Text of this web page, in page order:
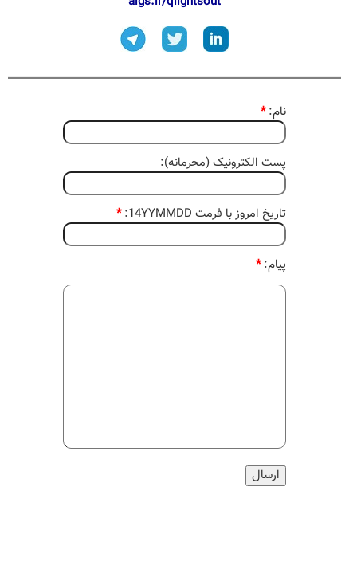
نام:*
پست الکترونیک (محرمانه):
تاریخ امروز با فرمت 14YYMMDD: *
پیام:*